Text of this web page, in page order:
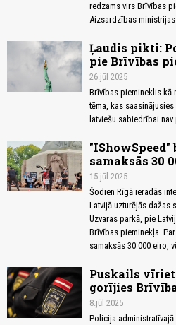
redzams virs Brīvības
Aizsardzības
Ļaudis pikti:
pie Brīvības
26.jūl 2025
Brīvības piemineklis kā
tēma, kas
latviešu sabiedrībai nav
samaksās 30
15.jūl 2025
Šodien Rīgā ieradās
Latvijā uzturējās dažas
Uzvaras parkā, pie
Brīvības pieminekļa.
samaksās 30 000 eiro,
Puskails
gorījies
8.jūl 2025
Policija